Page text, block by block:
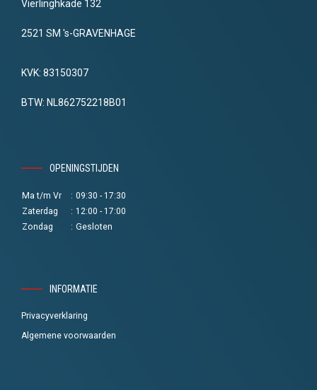
Vierlinghkade 132
2521 SM 's-GRAVENHAGE
KVK: 83150307
BTW: NL862752218B01
OPENINGSTIJDEN
Ma t/m Vr : 09:30 - 17:30
Zaterdag
: 12:00 - 17:00
Zondag
: Gesloten
INFORMATIE
Privacyverklaring
Algemene voorwaarden